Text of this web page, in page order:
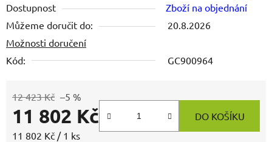
Dostupnost
Zboží na objednání
Můžeme doručit do:
20.8.2026
Možnosti doručení
Kód:
GC900964
12 423 Kč –5 %
11 802 Kč
Měrná cena:
11 802 Kč / 1 ks
DO KOŠÍKU